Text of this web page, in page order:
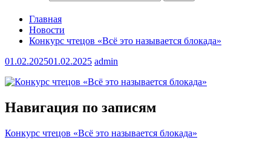
Главная
Новости
Конкурс чтецов «Всё это называется блокада»
01.02.202501.02.2025 admin
Навигация по записям
Конкурс чтецов «Всё это называется блокада»